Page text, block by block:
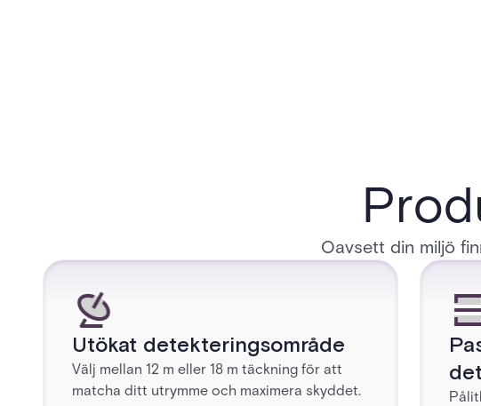
Oavsett din miljö
Utökat detekteringsområde
Välj mellan 12 m eller 18 m täckning för att
matcha ditt utrymme och maximera skyddet.